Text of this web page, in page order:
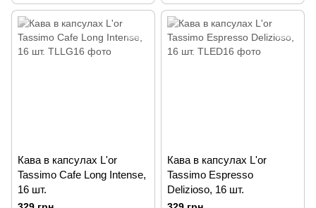
Кава в капсулах L'or
Tassimo Cafe Long Intense,
16 шт.
Кава в капсулах L'or
Tassimo Espresso
Delizioso, 16 шт.